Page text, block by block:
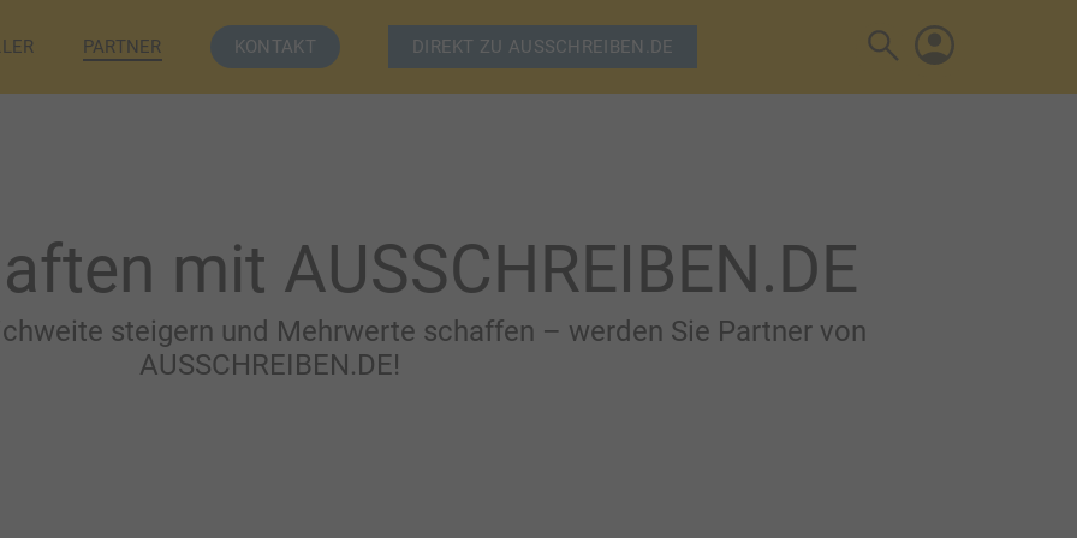
PARTNER KONTAKT DIREKT ZU AUSSCHREIBEN.DE searchaccount
mit AUSSCHREIBEN.DE
steigern und Mehrwerte schaffen – werden Sie Partner von
AUSSCHREIBEN.DE!